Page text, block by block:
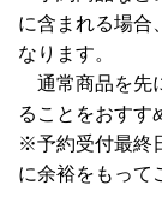
に含まれる場合
なります。
通常商品を先
ることをおすす
※予約受付最終
に余裕をもって